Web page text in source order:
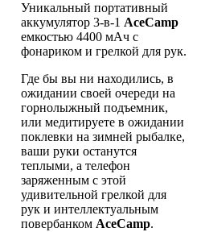
Уникальный портативный
аккумулятор 3-в-1 AceCamp
емкостью 4400 мАч с
фонариком и грелкой для рук.
Где бы вы ни находились, в
ожидании своей очереди на
горнолыжный подъемник,
или медитируете в ожидании
поклевки на зимней рыбалке,
ваши руки останутся
теплыми, а телефон
заряженным с этой
удивительной грелкой для
рук и интеллектуальным
повербанком AceCamp.